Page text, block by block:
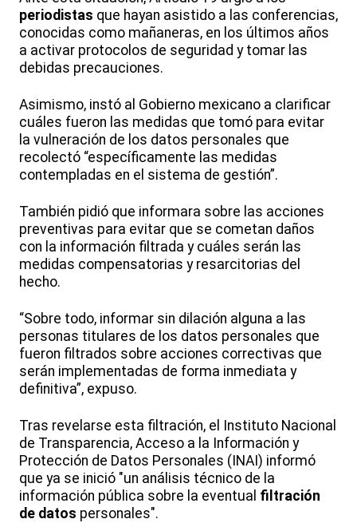
periodistas que hayan asistido a las conferencias,
conocidas como mañaneras, en los últimos años
a activar protocolos de seguridad y tomar las
debidas precauciones.
Asimismo, instó al Gobierno mexicano a clarificar
cuáles fueron las medidas que tomó para evitar
la vulneración de los datos personales que
recolectó “específicamente las medidas
contempladas en el sistema de gestión”.
También pidió que informara sobre las acciones
preventivas para evitar que se cometan daños
con la información filtrada y cuáles serán las
medidas compensatorias y resarcitorias del
hecho.
“Sobre todo, informar sin dilación alguna a las
personas titulares de los datos personales que
fueron filtrados sobre acciones correctivas que
serán implementadas de forma inmediata y
definitiva”, expuso.
Tras revelarse esta filtración, el Instituto Nacional
de Transparencia, Acceso a la Información y
Protección de Datos Personales (INAI) informó
que ya se inició "un análisis técnico de la
información pública sobre la eventual filtración
de datos personales".